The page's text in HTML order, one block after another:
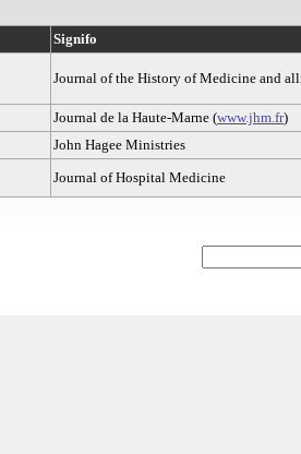
Signifo
Journal of the History of Medicine and
Journal de la Haute-Marne (www.jhm.fr)
John Hagee Ministries
Journal of Hospital Medicine